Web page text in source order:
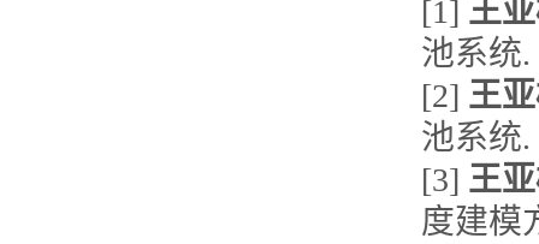
[1] 王
池系统.
[2] 王亚
池系统.
[3] 王
度建模